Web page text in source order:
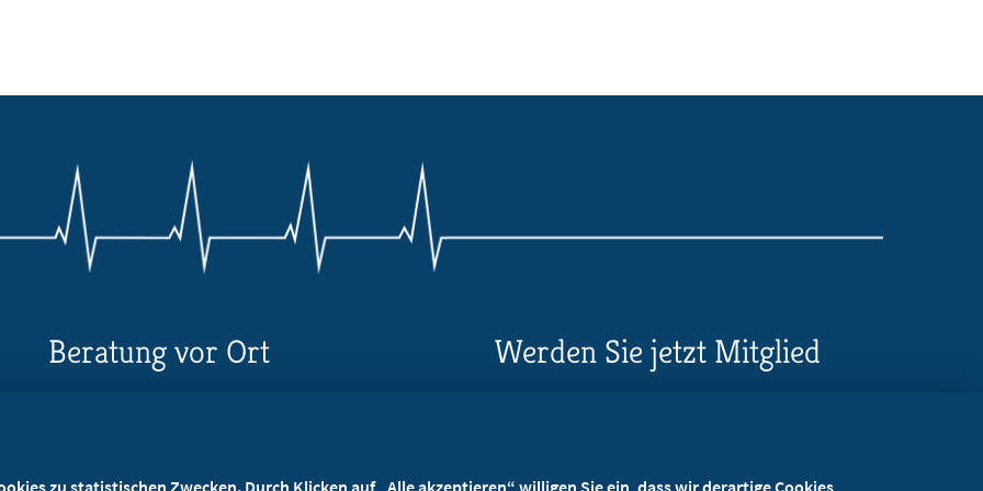
Beratung vor Ort Werden Sie jetzt Mitglied
zu statistischen Zwecken. Durch Klicken auf „Alle akzeptieren“ willigen Sie ein, dass wir derartige Cookies